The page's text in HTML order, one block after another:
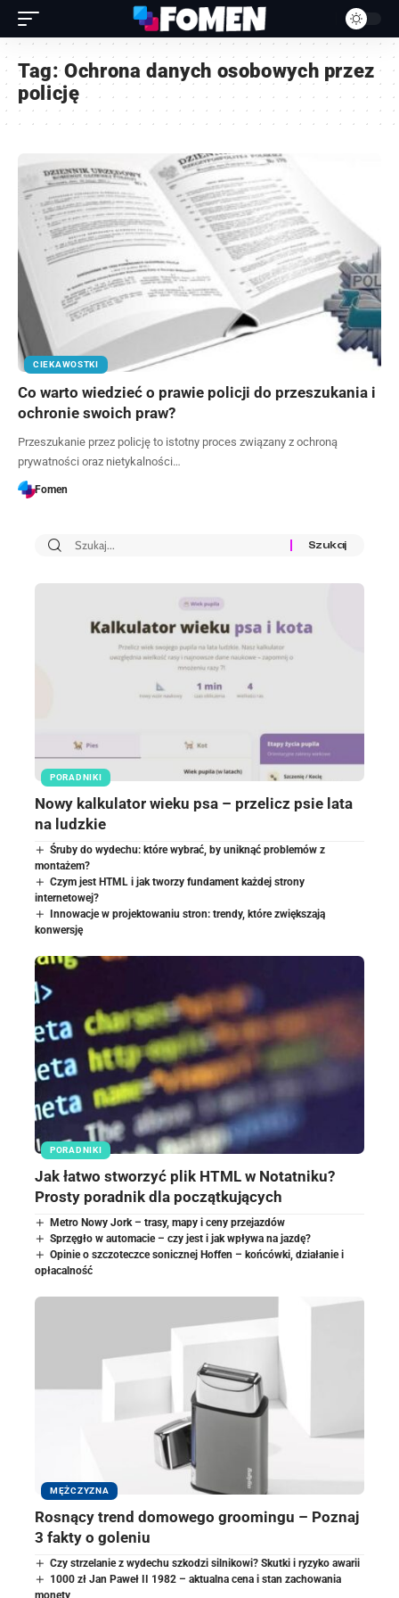
Tag:Ochrona danych osobowych przez
policję
CIEKAWOSTKI
Co warto wiedzieć o prawie policji do przeszukania i
ochronie swoich praw?
Przeszukanie przez policję to istotny proces związany z ochroną
prywatności oraz nietykalności…
Fomen
PORADNIKI
Nowy kalkulator wieku psa – przelicz psie lata
na ludzkie
Śruby do wydechu: które wybrać, by uniknąć problemów z
montażem?
Czym jest HTML i jak tworzy fundament każdej strony
internetowej?
Innowacje w projektowaniu stron: trendy, które zwiększają
konwersję
PORADNIKI
Jak łatwo stworzyć plik HTML w Notatniku?
Prosty poradnik dla początkujących
Metro Nowy Jork – trasy, mapy i ceny przejazdów
Sprzęgło w automacie – czy jest i jak wpływa na jazdę?
Opinie o szczoteczce sonicznej Hoffen – końcówki, działanie i
opłacalność
MĘŻCZYZNA
Rosnący trend domowego groomingu – Poznaj
3 fakty o goleniu
Czy strzelanie z wydechu szkodzi silnikowi? Skutki i ryzyko awarii
1000 zł Jan Paweł II 1982 – aktualna cena i stan zachowania
monety